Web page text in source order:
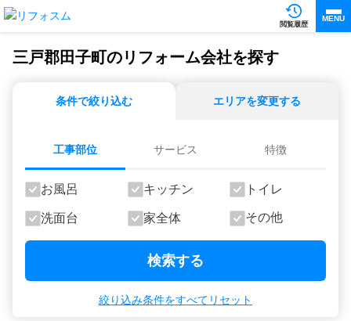
閲覧履歴
MENU
三戸郡田子町のリフォーム会社を探す
条件で絞り込む エリアを変更する
工事部位 サービス 特徴
お風呂 キッチン トイレ
洗面台 家全体 その他
検索する
絞り込み条件をすべてリセット